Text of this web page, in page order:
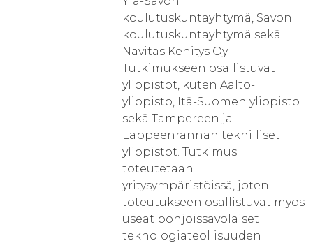
koulutuskuntayhtymä, Savon
koulutuskuntayhtymä sekä
Navitas Kehitys Oy.
Tutkimukseen osallistuvat
yliopistot, kuten Aalto-
yliopisto, Itä-Suomen yliopisto
sekä Tampereen ja
Lappeenrannan teknilliset
yliopistot. Tutkimus
toteutetaan
yritysympäristöissä, joten
toteutukseen osallistuvat myös
useat pohjoissavolaiset
teknologiateollisuuden